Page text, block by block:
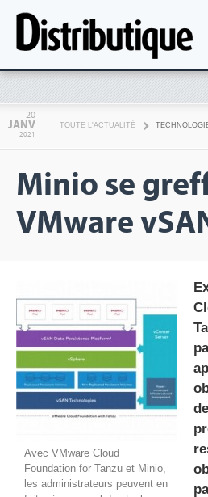
20
JANV
2021
TOUTE L'ACTUALITÉ
Minio se
VMware
Avec VMware Cloud
Foundation for Tanzu et Minio,
les administrateurs peuvent en